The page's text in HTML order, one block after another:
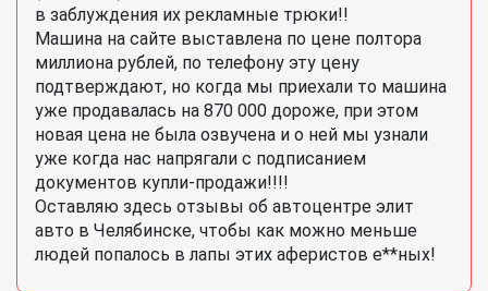
в заблуждения их рекламные трюки!!
Машина на сайте выставлена по цене полтора
миллиона рублей, по телефону эту цену
подтверждают, но когда мы приехали то машина
уже продавалась на 870 000 дороже, при этом
новая цена не была озвучена и о ней мы узнали
уже когда нас напрягали с подписанием
документов купли-продажи!!!!
Оставляю здесь отзывы об автоцентре элит
авто в Челябинске, чтобы как можно меньше
людей попалось в лапы этих аферистов е**ных!